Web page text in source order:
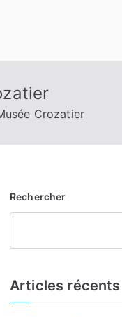
Crozatier
Rechercher
Articles récents